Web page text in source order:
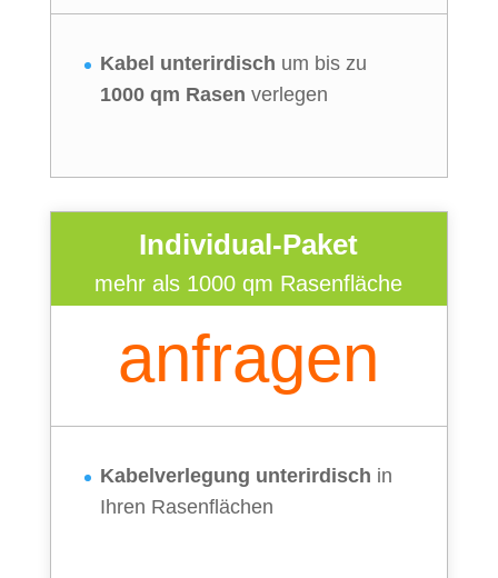
Kabel unterirdisch um bis zu
1000 qm Rasen verlegen
Individual-Paket
mehr als 1000 qm Rasenfläche
anfragen
Kabelverlegung unterirdisch in
Ihren Rasenflächen